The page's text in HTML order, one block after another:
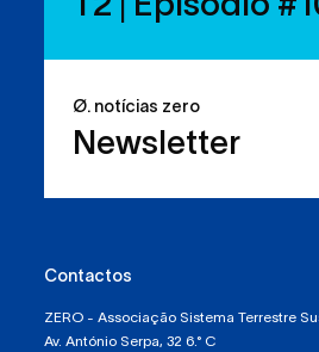
sabemos usá-
Ø. notícias zero
Newsletter
Contactos
ZERO - Associação Sistema Terrestre
Av. António Serpa, 32 6.° C